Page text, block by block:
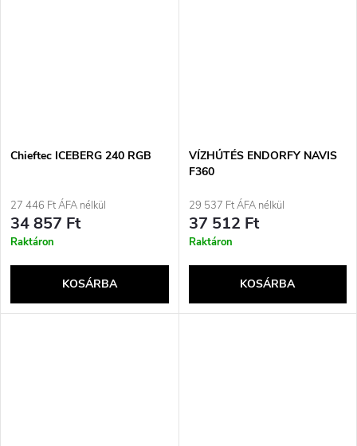
Chieftec ICEBERG 240 RGB
27 446 Ft ÁFA nélkül
34 857 Ft
Raktáron
KOSÁRBA
VÍZHŰTÉS ENDORFY NAVIS
F360
29 537 Ft ÁFA nélkül
37 512 Ft
Raktáron
KOSÁRBA